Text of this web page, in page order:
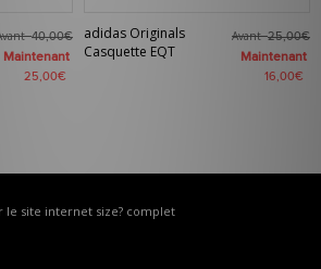
40,00€
Maintenant
25,00€
adidas Originals
Casquette EQT
Avant25,00€
Maintenant
16,00€
le site internet size? complet